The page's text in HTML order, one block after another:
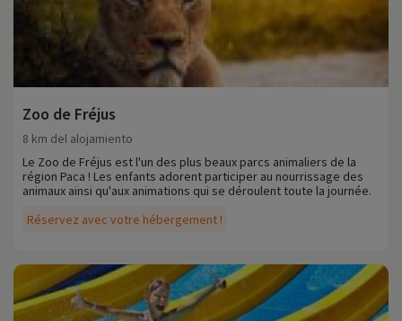
Zoo de Fréjus
Réservez avec votre hébergement !
8 km del alojamiento
Le Zoo de Fréjus est l'un des plus beaux parcs animaliers de la
région Paca ! Les enfants adorent participer au nourrissage des
animaux ainsi qu'aux animations qui se déroulent toute la journée.